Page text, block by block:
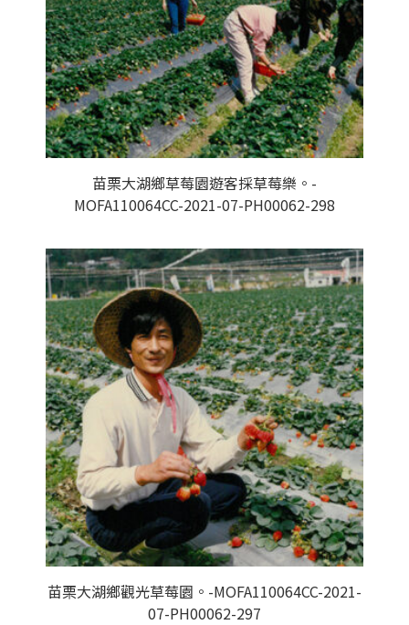
苗栗大湖鄉草莓園遊客採草莓樂。-
MOFA110064CC-2021-07-PH00062-298
苗栗大湖鄉觀光草莓園。-MOFA110064CC-2021-
07-PH00062-297